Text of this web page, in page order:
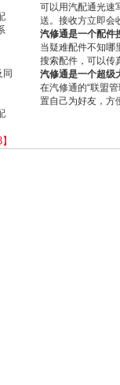
可以用汽配通光速
送。接收方立即会
汽修通是一个配件
当疑难配件不知哪
搜索配件，可以传
汽修通是一个超级
在汽修通的“联盟
置自己为好友，方